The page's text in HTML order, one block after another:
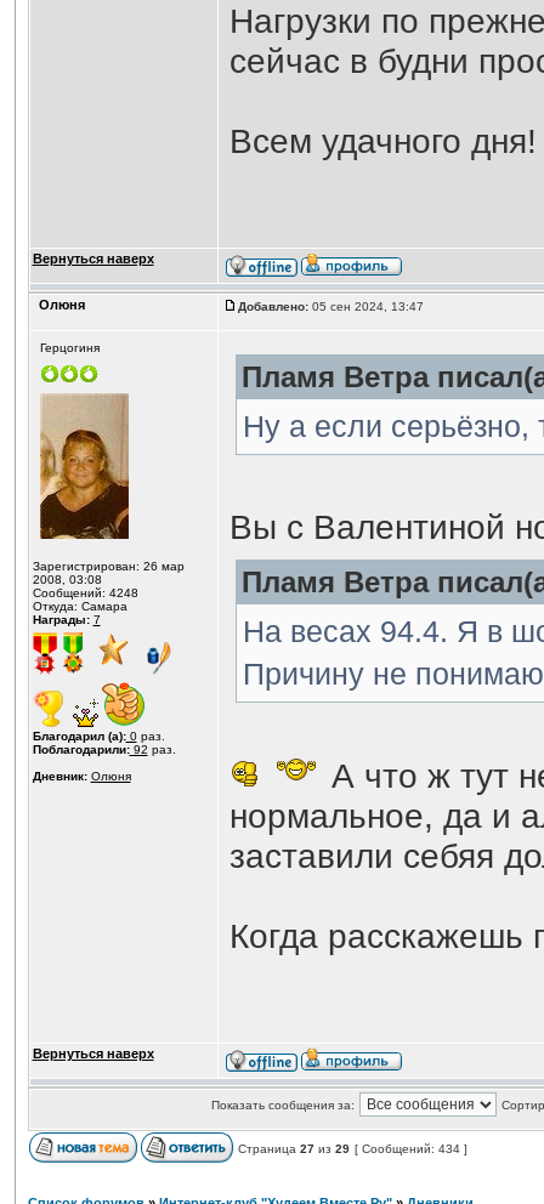
Нагрузки по
сейчас в будни
Всем удачного дня!
Вернуться наверх
Олюня Добавлено:05 сен 2024, 13:47
Герцогиня
Зарегистрирован: 26 мар
2008, 03:08
Сообщений: 4248
Откуда: Самара
Награды: 7
Благодарил (а):0раз.
Поблагодарили:92 раз.
Дневник: Олюня
Пламя Ветра
Ну а если серьёзно,
Вы с Валентиной
Пламя Ветра
На весах 94.4. Я в
Причину не
А что ж тут
нормальное, да и
заставили себяя
Когда расскажешь
Вернуться наверх
Показать сообщения за:
Страница 27из 29 [ Сообщений: 434 ]